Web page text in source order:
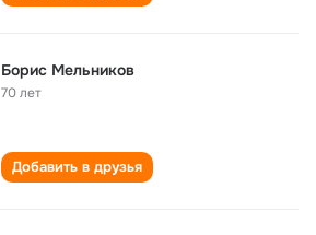
Борис Мельников
70 лет
Добавить в друзья